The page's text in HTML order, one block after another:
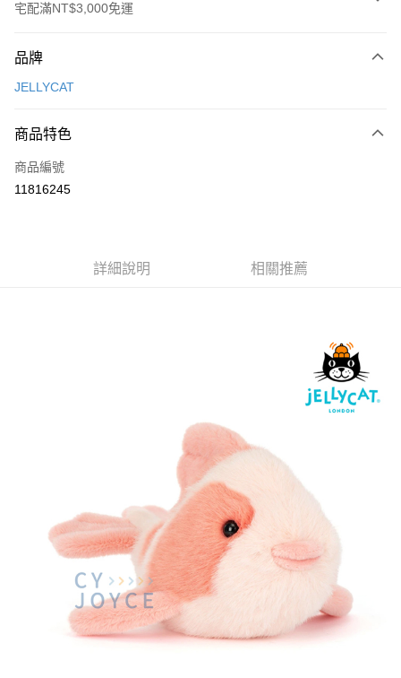
宅配滿NT$3,000免運
信用卡一次付款
運送方式
付款後全家取貨
品牌
JELLYCAT
商品特色
商品編號
11816245
詳細說明 相關推薦